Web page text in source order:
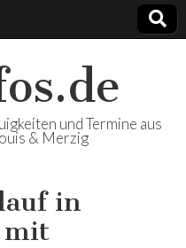
und Termine aus
& Merzig
in
mit